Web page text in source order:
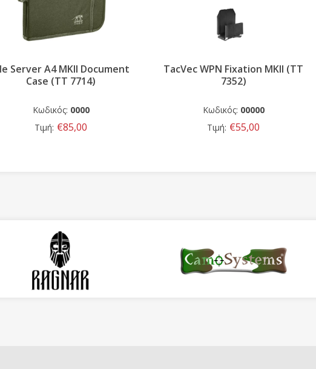
TacVec WPN Fixation MKII (TT
7352)
Κωδικός:
Τιμή:
Scissors Pouch MKII
Accessory (TT
Κωδικός:
Τιμή: